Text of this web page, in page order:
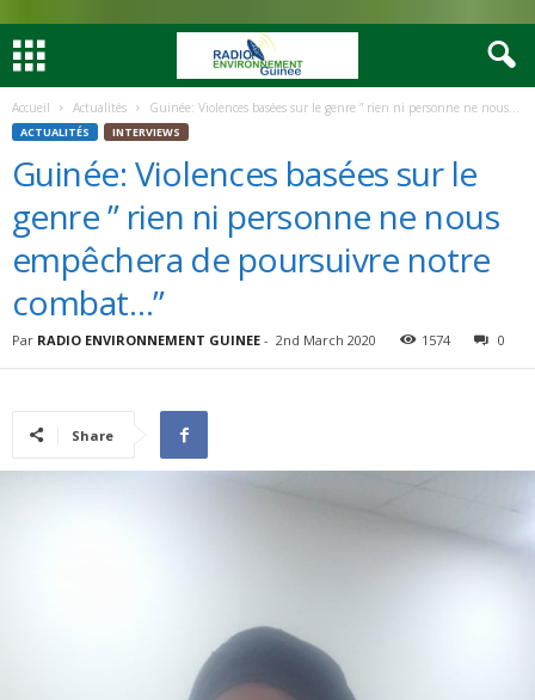
Accueil Actualités Guinée: Violences basées sur le genre ” rien ni personne ne nous...
ACTUALITÉS INTERVIEWS
Guinée: Violences basées sur le
genre ” rien ni personne ne nous
empêchera de poursuivre notre
combat…”
Par RADIO ENVIRONNEMENT GUINEE - 2nd March 2020 1574 0
Share